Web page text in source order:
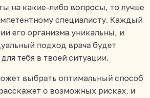
на какие-либо вопросы, то лучше
специалисту. Каждый
его организма уникальны, и
подход врача будет
тебя в твоей ситуации.
выбрать оптимальный способ
о возможных рисках, и